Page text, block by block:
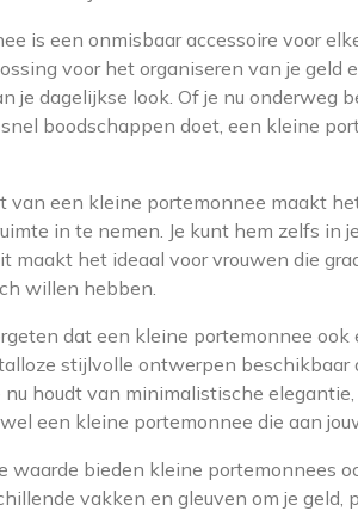
is een onmisbaar accessoire voor
voor het organiseren van je geld
je dagelijkse look. Of je nu onderweg
boodschappen doet, een kleine
van een kleine portemonnee maakt
in te nemen. Je kunt hem zelfs in
maakt het ideaal voor vrouwen die
willen hebben.
dat een kleine portemonnee ook
stijlvolle ontwerpen beschikbaar
houdt van minimalistische
een kleine portemonnee die aan
waarde bieden kleine portemonnees
vakken en gleuven om je geld,